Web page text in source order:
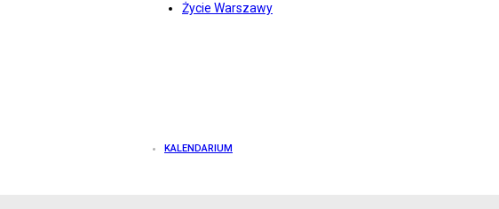
Życie Warszawy
KALENDARIUM